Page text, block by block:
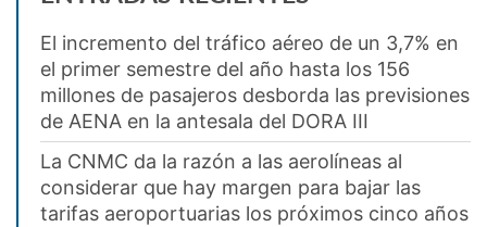
El incremento del tráfico aéreo de un 3,7% en
el primer semestre del año hasta los 156
millones de pasajeros desborda las previsiones
de AENA en la antesala del DORA III
La CNMC da la razón a las aerolíneas al
considerar que hay margen para bajar las
tarifas aeroportuarias los próximos cinco años